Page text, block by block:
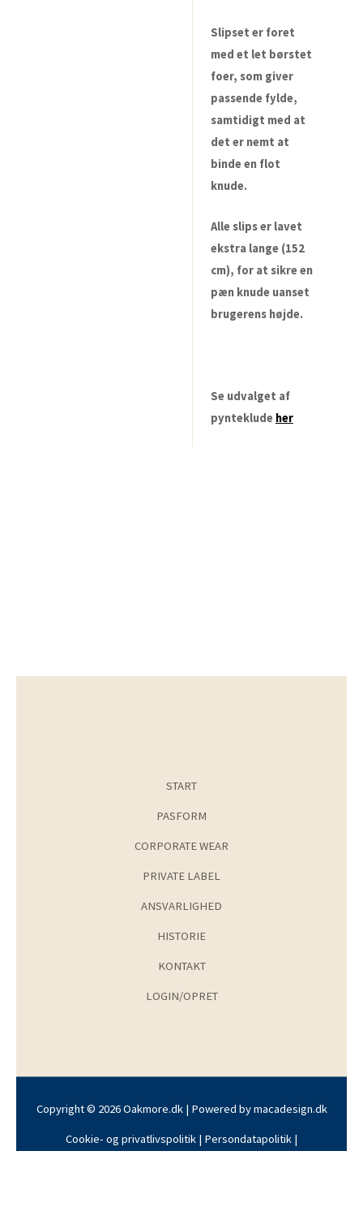
Slipset er foret
med et let børstet
foer, som giver
passende fylde,
samtidigt med at
det er nemt at
binde en flot
knude.
Alle slips er lavet
ekstra lange (152
cm), for at sikre en
pæn knude uanset
brugerens højde.
Se udvalget af
pynteklude her
START
PASFORM
CORPORATE WEAR
PRIVATE LABEL
ANSVARLIGHED
HISTORIE
KONTAKT
LOGIN/OPRET
Copyright © 2026 Oakmore.dk | Powered bymacadesign.dk
Cookie- og privatlivspolitik | Persondatapolitik |